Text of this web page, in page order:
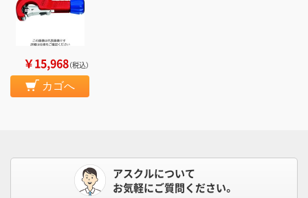
￥15,968（税込）
カゴへ
アスクルについて
お気軽にご質問ください。